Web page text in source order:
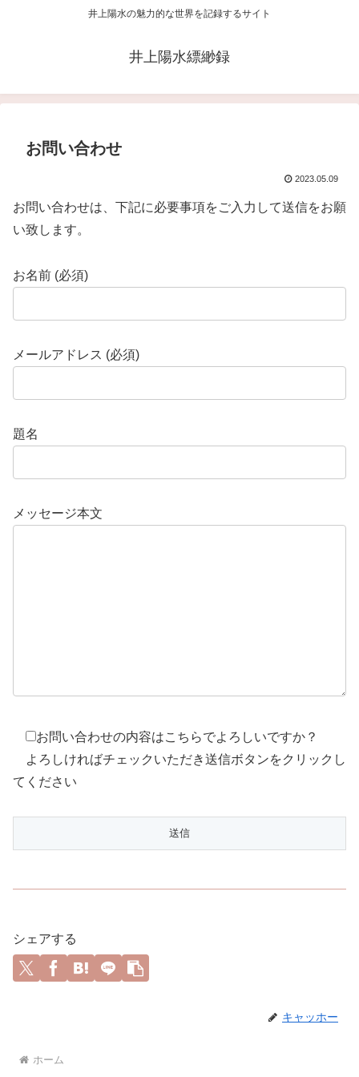
井上陽水の魅力的な世界を記録するサイト
井上陽水縹緲録
お問い合わせ
2023.05.09
お問い合わせは、下記に必要事項をご入力して送信をお願
い致します。
お名前 (必須)
メールアドレス (必須)
題名
メッセージ本文
お問い合わせの内容はこちらでよろしいですか？
よろしければチェックいただき送信ボタンをクリックし
てください
シェアする
キャッホー
ホーム